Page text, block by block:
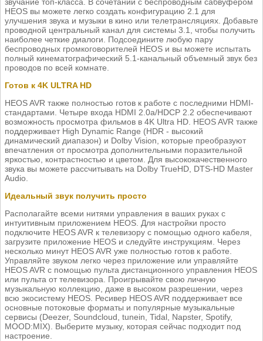
HEOS вы можете легко создать конфигурацию 2.1 для
улучшения звука и музыки в кино или телетрансляциях. Добавьте
проводной центральный канал для системы 3.1, чтобы получить
наиболее четкие диалоги. Подсоедините любую пару
беспроводных громкоговорителей HEOS и вы можете испытать
полный кинематографический 5.1-канальный объемный звук без
проводов по всей комнате.
Готов к 4K ULTRA HD
HEOS AVR также полностью готов к работе с последними HDMI-
стандартами. Четыре входа HDMI 2.0a/HDCP 2.2 обеспечивают
возможность просмотра фильмов в 4K Ultra HD. HEOS AVR также
поддерживает High Dynamic Range (HDR - высокий
динамический диапазон) и Dolby Vision, которые преобразуют
впечатления от просмотра дополнительными поразительной
яркостью, контрастностью и цветом. Для высококачественного
звука вы можете рассчитывать на Dolby TrueHD, DTS-HD Master
Audio.
Идеальный звук получить просто
Располагайте всеми нитями управления в ваших руках с
интуитивным приложением HEOS. Для настройки просто
подключите HEOS AVR к телевизору с помощью одного кабеля,
загрузите приложение HEOS и следуйте инструкциям. Через
несколько минут HEOS AVR уже полностью готов к работе.
Управляйте звуком легко через приложение или управляйте
HEOS AVR с помощью пульта дистанционного управления HEOS
или пульта от телевизора. Проигрывайте свою личную
музыкальную коллекцию, даже в высоком разрешении, через
всю экосистему HEOS. Ресивер HEOS AVR поддерживает все
основные потоковые форматы и популярные музыкальные
сервисы (Deezer, Soundcloud, tunein, Tidal, Napster, Spotify,
MOOD:MIX). Выберите музыку, которая сейчас подходит под
настроение.